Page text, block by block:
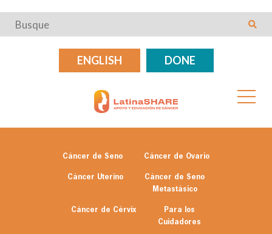
ENGLISH DONE
Cáncer de Seno Cáncer de Ovario
Cáncer Uterino
Cáncer de Seno
Metastásico
Cáncer de Cérvix
Para los
Cuidadores